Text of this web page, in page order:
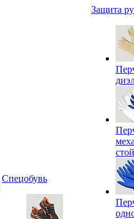
Спецобувь
Защита